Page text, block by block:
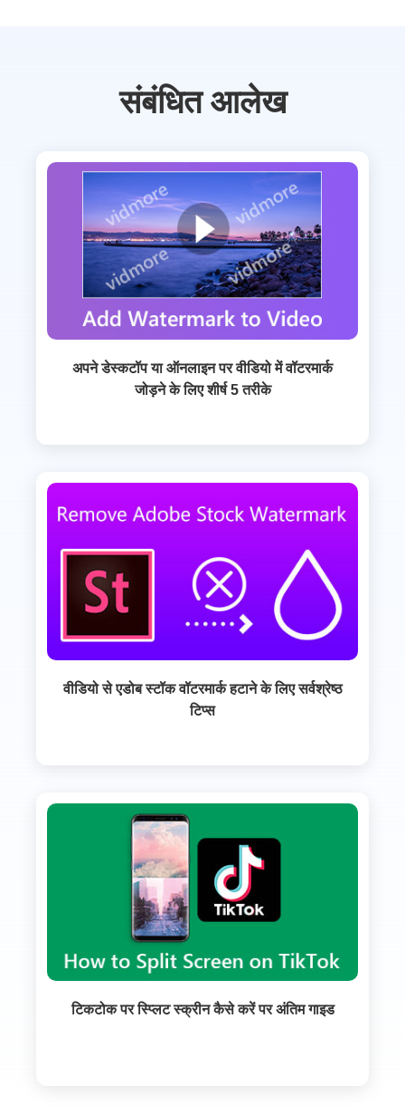
संबंधित आलेख
अपने डेस्कटॉप या ऑनलाइन पर वीडियो में वॉटरमार्क
जोड़ने के लिए शीर्ष 5 तरीके
वीडियो से एडोब स्टॉक वॉटरमार्क हटाने के लिए सर्वश्रेष्ठ
टिप्स
टिकटोक पर स्प्लिट स्क्रीन कैसे करें पर अंतिम गाइड